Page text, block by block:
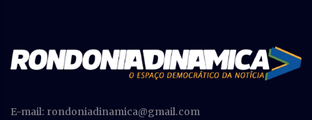
E-mail: rondoniadinamica@gmail.com